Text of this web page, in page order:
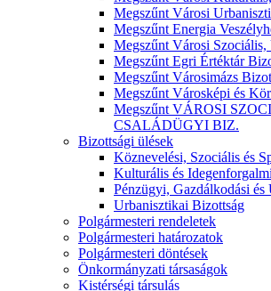
Megszűnt Városi
Megszűnt Energia
Megszűnt Városi
Megszűnt Egri Értéktár
Megszűnt Városimázs
Megszűnt Városképi és
Megszűnt VÁROSI
CSALÁDÜGYI BIZ.
Bizottsági ülések
Köznevelési, Szociális és
Kulturális és
Pénzügyi, Gazdálkodási
Urbanisztikai Bizottság
Polgármesteri rendeletek
Polgármesteri határozatok
Polgármesteri döntések
Önkormányzati társaságok
Kistérségi társulás